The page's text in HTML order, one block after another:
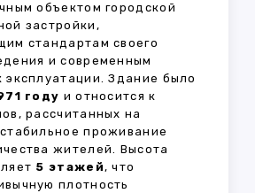
объектом городской
застройки,
стандартам своего
и современным
эксплуатации. Здание было
году и относится к
рассчитанных на
проживание
жителей. Высота
5 этажей, что
плотность